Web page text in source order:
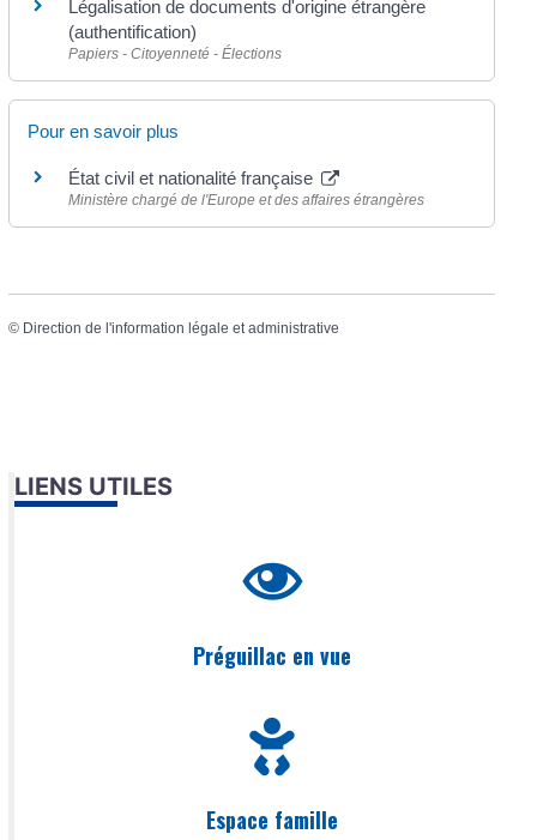
Légalisation de documents d'origine étrangère
(authentification)
Papiers - Citoyenneté - Élections
Pour en savoir plus
État civil et nationalité française
Ministère chargé de l'Europe et des affaires étrangères
© Direction de l'information légale et administrative
LIENS UTILES
Préguillac en vue
Espace famille